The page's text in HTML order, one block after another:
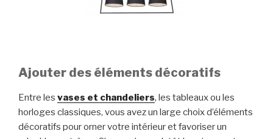
Ajouter des éléments décoratifs
Entre les vases et chandeliers, les tableaux ou les
horloges classiques, vous avez un large choix d’éléments
décoratifs pour orner votre intérieur et favoriser un